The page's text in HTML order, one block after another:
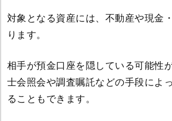
対象となる資産には、不動産や現金
ります。
相手が預金口座を隠している可能性
士会照会や調査嘱託などの手段によ
ることもできます。